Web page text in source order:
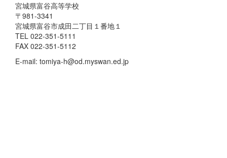
宮城県富谷高等学校
〒981-3341
宮城県富谷市成田二丁目１番地１
TEL 022-351-5111
FAX 022-351-5112
E-mail: tomiya-h@od.myswan.ed.jp